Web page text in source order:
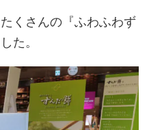
くさんの『ふわふわず
た。